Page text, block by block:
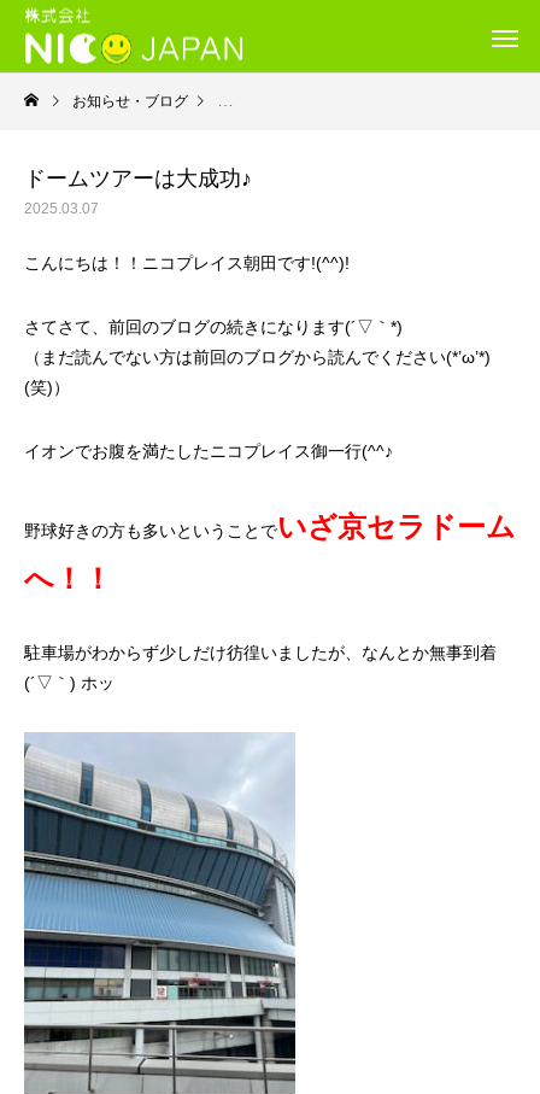
お知らせ・ブログ 就労継続支援Ｂ型・ニコプレイス
ドームツアーは大成功♪
2025.03.07
こんにちは！！ニコプレイス朝田です!(^^)!
さてさて、前回のブログの続きになります(´▽｀*)
（まだ読んでない方は前回のブログから読んでください(*’ω’*)
(笑)）
イオンでお腹を満たしたニコプレイス御一行(^^♪
野球好きの方も多いということでいざ京セラドーム
へ！！
駐車場がわからず少しだけ彷徨いましたが、なんとか無事到着
(´▽｀) ホッ